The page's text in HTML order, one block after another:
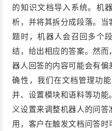
的知识文档导入系统。机
析，并将其拆分成段落。当
题时，机器人会召回多个
结，给出相应的答案。然而
器人回答的内容可能会有
确性，我们在文档管理功
并、设置模块和语料等功
义设置来调整机器人的问
用，客户在触发文档问答时